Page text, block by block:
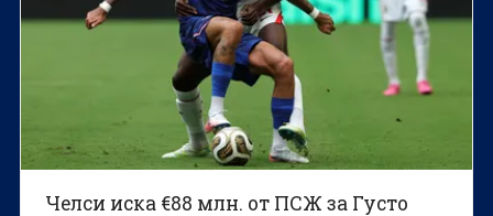
Челси иска €88 млн. от ПСЖ за Густо